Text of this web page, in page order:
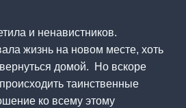
и ненавистников.
жизнь на новом месте, хоть
домой. Но вскоре
таинственные
ко всему этому